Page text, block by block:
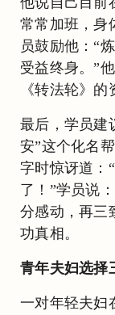
常常加班，身
员鼓励他：“
受益终身。”
《转法轮》的
最后，学员建
安”这个化名
字时惊讶道：
了！”学员说
分感动，再三
功真相。
青年夫妇选择
一对年轻夫妇